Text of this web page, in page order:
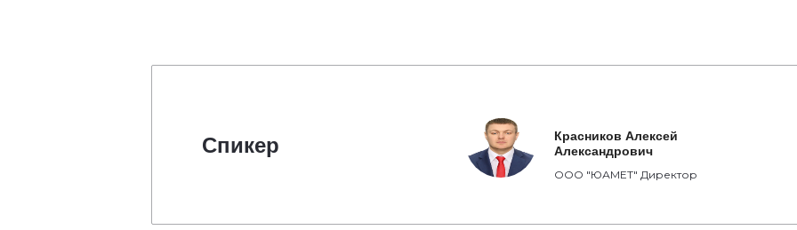
Спикер
Красников Алексей
Александрович
ООО "ЮАМЕТ" Директор